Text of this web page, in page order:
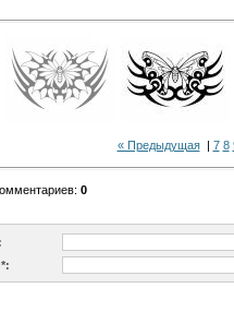
« Предыдущая| 7 8
: 0